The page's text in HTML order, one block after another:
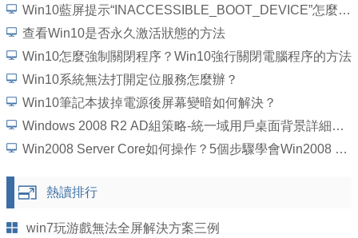
Win10藍屏提示“INACCESSIBLE_BOOT_DEVICE”怎麼處理？
查看Win10是否永久激活狀態的方法
Win10怎麼強制關閉程序？Win10強行關閉電腦程序的方法
Win10系統無法打開定位服務怎麼辦？
Win10筆記本拔掉電源後屏幕變暗如何解決？
Windows 2008 R2 AD組策略-統一域用戶桌面背景詳細圖文教程
Win2008 Server Core如何操作？5個步驟學會Win2008 Server Core操作
熱讀排行
win7玩游戲無法全屏解決方案三例